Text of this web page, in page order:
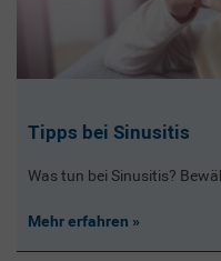
Tipps bei Sinusitis
Was tun bei Sinusitis?
Mehr erfahren